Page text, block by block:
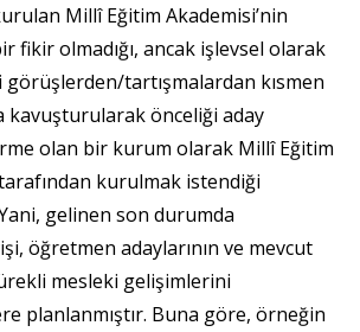
Millî Eğitim Akademisi’nin
fikir olmadığı, ancak işlevsel olarak
tartışmalardan kısmen
kavuşturularak önceliği aday
olan bir kurum olarak Millî Eğitim
tarafından kurulmak istendiği
gelinen son durumda
öğretmen adaylarının ve mevcut
mesleki gelişimlerini
planlanmıştır. Buna göre, örneğin